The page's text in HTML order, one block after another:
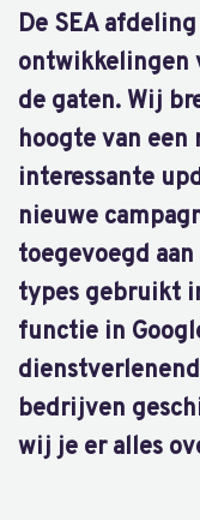
De SEA
ontwikkelingen
de gaten. Wij
hoogte van een
interessante
nieuwe
toegevoegd
types gebruikt
functie in
bedrijven
wij je er alles